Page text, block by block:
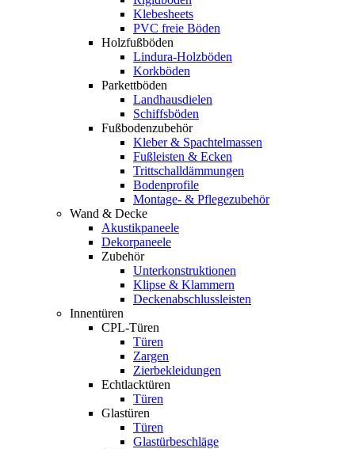
Klebesheets
PVC freie Böden
Holzfußböden
Lindura-Holzböden
Korkböden
Parkettböden
Landhausdielen
Schiffsböden
Fußbodenzubehör
Kleber & Spachtelmassen
Fußleisten & Ecken
Trittschalldämmungen
Bodenprofile
Montage- & Pflegezubehör
Wand & Decke
Akustikpaneele
Dekorpaneele
Zubehör
Unterkonstruktionen
Klipse & Klammern
Deckenabschlussleisten
Innentüren
CPL-Türen
Türen
Zargen
Zierbekleidungen
Echtlacktüren
Türen
Glastüren
Türen
Glastürbeschläge